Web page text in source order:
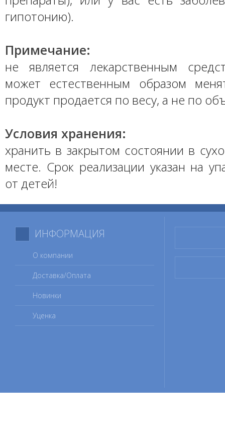
гипотонию).
Примечание:
не является лекарственным
может естественным образом
продукт продается по весу, а не по
Условия хранения:
хранить в закрытом состоянии в
месте. Срок реализации указан на
от детей!
ИНФОРМАЦИЯ
О компании
Доставка/Оплата
Новинки
Уценка